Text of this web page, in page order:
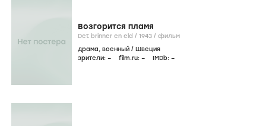
Возгорится пламя
Det brinner en eld / 1943 / фильм
драма, военный / Швеция
зрители: – film.ru: – IMDb: –